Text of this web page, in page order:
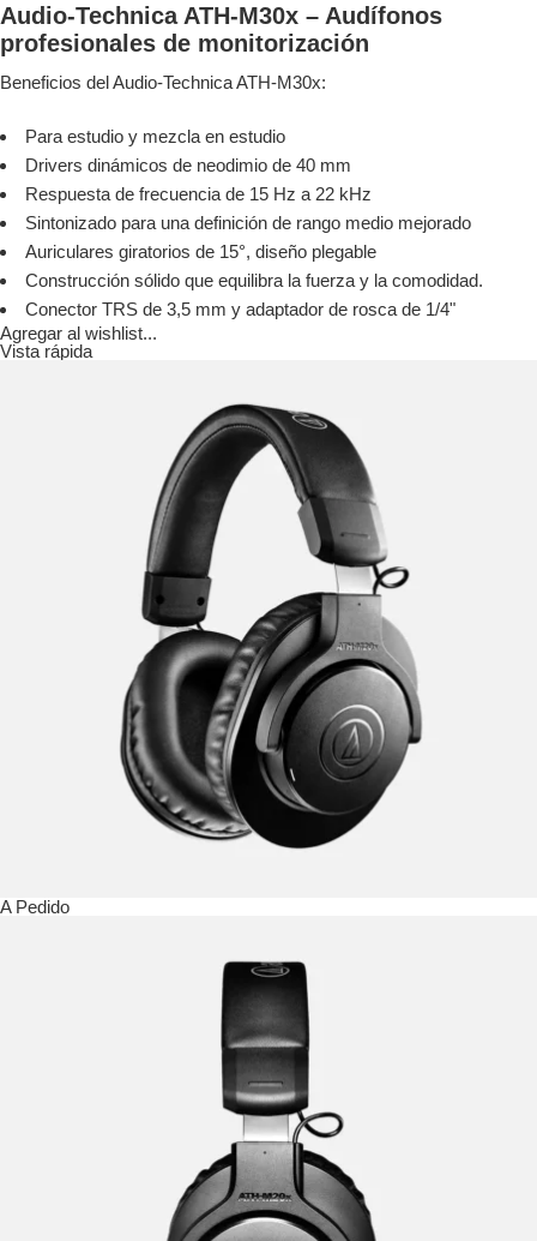
Audio-Technica ATH-M30x – Audífonos
profesionales de monitorización
Beneficios del Audio-Technica ATH-M30x:
Para estudio y mezcla en estudio
Drivers dinámicos de neodimio de 40 mm
Respuesta de frecuencia de 15 Hz a 22 kHz
Sintonizado para una definición de rango medio mejorado
Auriculares giratorios de 15°, diseño plegable
Construcción sólido que equilibra la fuerza y la comodidad.
Conector TRS de 3,5 mm y adaptador de rosca de 1/4"
Agregar al wishlist...
Vista rápida
A Pedido